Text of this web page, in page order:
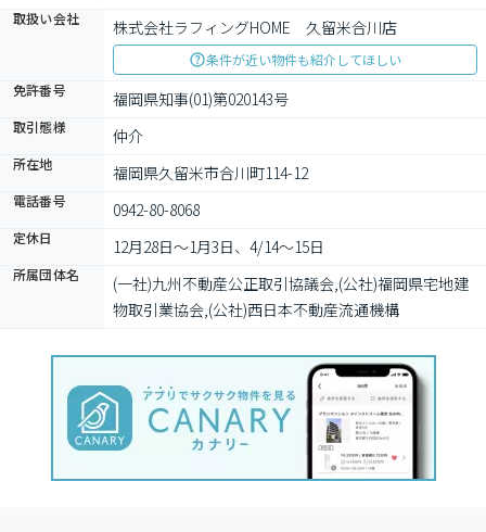
取扱い会社 株式会社ラフィングHOME　久留米合川店
条件が近い物件も紹介してほしい
免許番号
福岡県知事(01)第020143号
取引態様 仲介
所在地 福岡県久留米市合川町114-12
電話番号 0942-80-8068
定休日 12月28日〜1月3日、4/14〜15日
所属団体名
(一社)九州不動産公正取引協議会,(公社)福岡県宅地建
物取引業協会,(公社)西日本不動産流通機構